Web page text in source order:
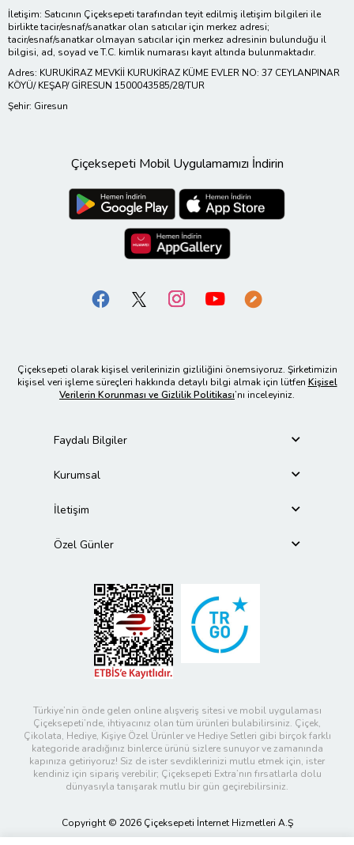
İletişim: Satıcının Çiçeksepeti tarafından teyit edilmiş iletişim bilgileri ile
birlikte tacir/esnaf/sanatkar olan satıcılar için merkez adresi;
tacir/esnaf/sanatkar olmayan satıcılar için merkez adresinin bulunduğu il
bilgisi, ad, soyad ve T.C. kimlik numarası kayıt altında bulunmaktadır.
Adres: KURUKİRAZ MEVKİİ KURUKİRAZ KÜME EVLER NO: 37 CEYLANPINAR
KÖYÜ/ KEŞAP/ GİRESUN 1500043585/28/TUR
Şehir: Giresun
Çiçeksepeti Mobil Uygulamamızı İndirin
Çiçeksepeti olarak kişisel verilerinizin gizliliğini önemsiyoruz. Şirketimizin
kişisel veri işleme süreçleri hakkında detaylı bilgi almak için lütfen Kişisel
Verilerin Korunması ve Gizlilik Politikası’nı inceleyiniz.
Faydalı Bilgiler
Kurumsal
İletişim
Özel Günler
Türkiye’nin önde gelen online alışveriş sitesi ve mobil uygulaması
Çiçeksepeti’nde, ihtiyacınız olan tüm ürünleri bulabilirsiniz. Çiçek,
Çikolata, Hediye, Kişiye Özel Ürünler ve Hediye Setleri gibi birçok farklı
kategoride aradığınız binlerce ürünü sizlere sunuyor ve zamanında
kapınıza getiriyoruz! Siz de ister sevdiklerinizi mutlu etmek için, ister
kendiniz için sipariş verebilir; Çiçeksepeti Extra’nın fırsatlarla dolu
dünyasıyla tanışarak mutlu bir gün geçirebilirsiniz.
Copyright © 2026 Çiçeksepeti İnternet Hizmetleri A.Ş